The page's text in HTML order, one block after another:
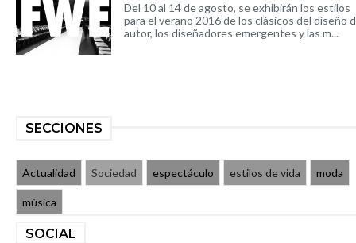
Del 10 al 14 de agosto, se exhibirán los estilos
para el verano 2016 de los clásicos del diseño
autor, los diseñadores emergentes y las m...
SECCIONES
Actualidad Sociedad espectáculo estilos de vida moda
música
SOCIAL